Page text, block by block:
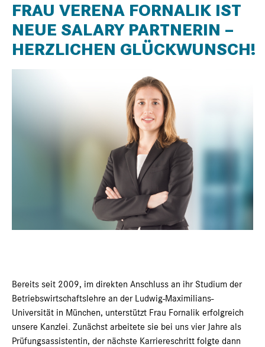
FRAU VERENA FORNALIK IST
NEUE SALARY PARTNERIN –
HERZLICHEN GLÜCKWUNSCH!
Bereits seit 2009, im direkten Anschluss an ihr Studium der
Betriebswirtschaftslehre an der Ludwig-Maximilians-
Universität in München, unterstützt Frau Fornalik erfolgreich
unsere Kanzlei. Zunächst arbeitete sie bei uns vier Jahre als
Prüfungsassistentin, der nächste Karriereschritt folgte dann